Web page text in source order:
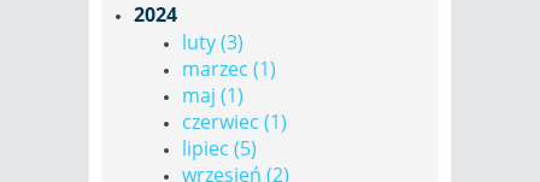
2024
luty (3)
marzec (1)
maj (1)
czerwiec (1)
lipiec (5)
wrzesień (2)